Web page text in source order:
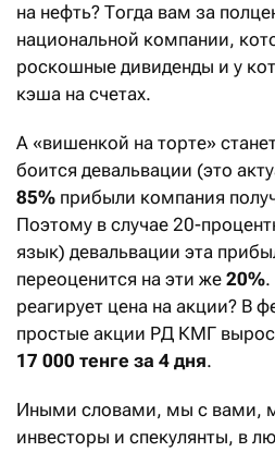
на нефть? Тогда вам за
национальной компании,
роскошные дивиденды и у
кэша на счетах.
А «вишенкой на торте»
боится девальвации (это
85% прибыли компания
Поэтому в случае 20-
язык) девальвации эта
переоценится на эти же 20%.
реагирует цена на акции? В
простые акции РД КМГ
17 000 тенге за 4 дня.
Иными словами, мы с вами,
инвесторы и спекулянты, в